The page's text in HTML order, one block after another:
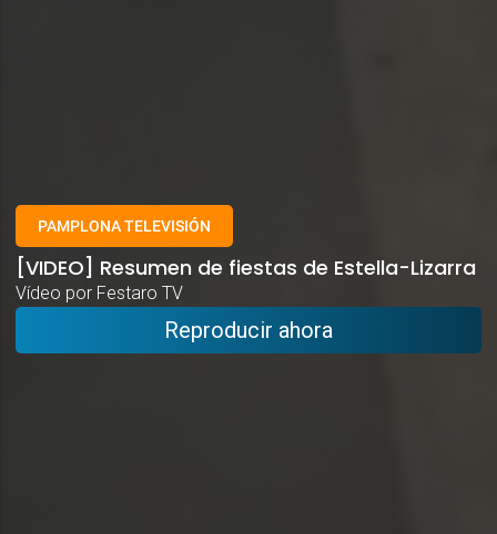
PAMPLONA TELEVISIÓN
[VIDEO] Resumen de fiestas de Estella-Lizarra
Vídeo por Festaro TV
Reproducir ahora